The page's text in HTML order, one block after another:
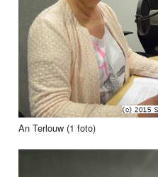
An Terlouw (1 foto)